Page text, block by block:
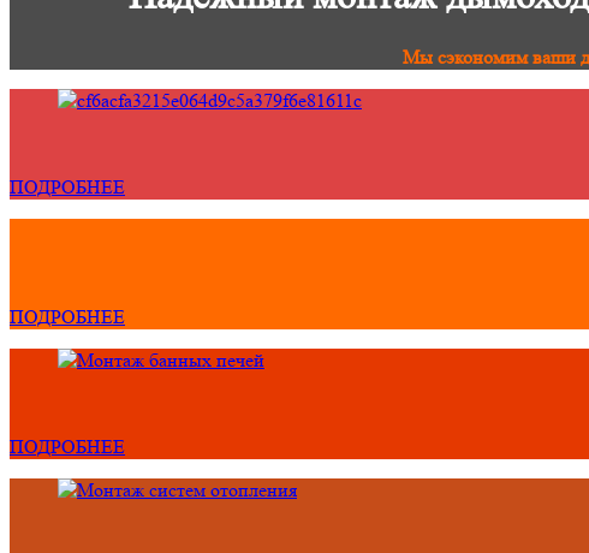
Мы сэкономим ваши
ПОДРОБНЕЕ
ПОДРОБНЕЕ
ПОДРОБНЕЕ